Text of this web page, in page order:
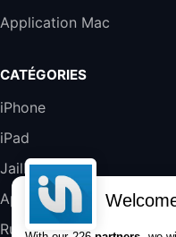
Galaxy S25 FE
Blanc
45,98€
Application Mac
CATÉGORIES
iPhone
iPad
Jailbreak
Applications
Rumeurs